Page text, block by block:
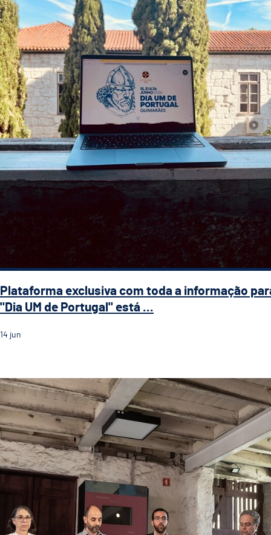
Plataforma exclusiva com toda a informação
"Dia UM de Portugal" está ...
14 jun
Dia UM de Portugal: 896 anos de Portugal celebrados